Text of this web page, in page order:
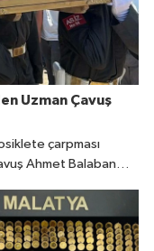
Uzman Çavuş
çarpması
Ahmet Balaban